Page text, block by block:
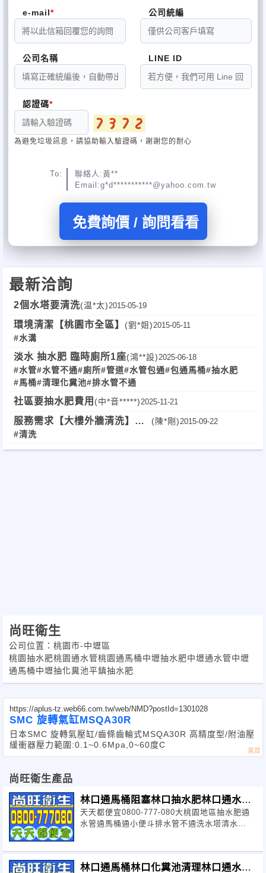
管、水管不通、水管包通、包通水管、水
管疏通、疏通水管、水管阻塞、水管堵
塞、水管塞住、水管堵住、通馬桶、馬桶
不通、馬桶包通、包通馬桶、馬桶疏通、
疏通馬桶、馬桶阻塞、馬桶堵塞、馬桶塞
住、馬桶堵住、浴室馬桶阻塞、通糞管、
通排糞管、糞管堵塞、修小便斗、包通小
便斗、通小便斗、小便斗包通、小便斗阻
塞、小便斗堵塞、小便斗不通、小便斗塞
住、小便斗堵住、清洗水溝、水溝清洗、
洗水溝、水溝清理、清洗水塔、水塔清
廁所、廁所不通、抽污泥、抽污水、活菌
處理、修理化糞池、消毒化糞池、大樓污
水、工廠廢水、住家馬桶、排水管不通、
通排水管、陽台排水管、陽台水管阻塞、
陽台水管不通、陽台通水管、廚房油垢疏
通、廚房水管冒水、廚房水管、廚房菜渣
阻塞、浴室排水管、浴室水管不通、工廠
污水處理、拆馬桶、裝馬桶、換馬桶、修
營、營區、公司行號、政府機關、政府機
構、百貨公司、工業區、工廠、飯店、旅
館、醫院、診所、公園、工地、學校、補
習班、餐廳、銀行、商圈、火車站、客
運、機場、桃園縣政府、監理站、郵局、
勞保局、職訓局、青輔會、農委會、國稅
局、警察局、消防局、圖書館、衛生所、
牧場、農場、殯儀館、加油站、麥當勞、
肯德基、漁港、大溪老街、幼稚園、托兒
所
e-mail 公司統編
公司名稱 LINE ID
認證碼
為避免垃圾訊息，請協助輸入驗證碼，謝謝您的耐心
To:
聯絡人:黃**
Email:g*d***********@yahoo.com.tw
免費詢價 / 詢問看看
最新洽詢
2個水塔要清洗(温*太) 2015-05-19
環境清潔【桃園市全區】 (劉*姐) 2015-05-11
#水溝
淡水 抽水肥 臨時廁所1座(鴻**設) 2025-06-18
#水管#水管不通#廁所#管道#水管包通#包通馬桶#抽水肥
#馬桶#清理化糞池#排水管不通
社區要抽水肥費用 (中*音*****) 2025-11-21
服務需求【大樓外牆清洗】預
算20萬！北部地區
(陳*剛) 2015-09-22
#清洗
尚旺衛生
公司位置：桃園市-中壢區
桃園抽水肥桃園通水管桃園通馬桶中壢抽水肥中壢通水管中壢
通馬桶中壢抽化糞池平鎮抽水肥
https://aplus-tz.web66.com.tw/web/NMD?postId=1301028
SMC 旋轉氣缸MSQA30R
日本SMC 旋轉氣壓缸/齒條齒輪式 MSQA30R 高精度型/附油壓
緩衝器 壓力範圍:0.1~0.6Mpa,0~60度C
尚旺衛生產品
林口通馬桶阻塞林口抽水肥林口通水管
阻塞【特價】
天天都便宜0800-777-080大桃園地區抽水肥通
水管通馬桶通小便斗排水管不通洗水塔清水
林口通馬桶林口化糞池清理林口通水管